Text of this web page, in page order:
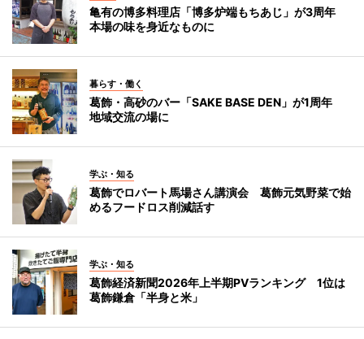
亀有の博多料理店「博多炉端もちあじ」が3周年
本場の味を身近なものに
暮らす・働く
葛飾・高砂のバー「SAKE BASE DEN」が1周年
地域交流の場に
学ぶ・知る
葛飾でロバート馬場さん講演会 葛飾元気野菜で始
めるフードロス削減話す
学ぶ・知る
葛飾経済新聞2026年上半期PVランキング 1位は
葛飾鎌倉「半身と米」